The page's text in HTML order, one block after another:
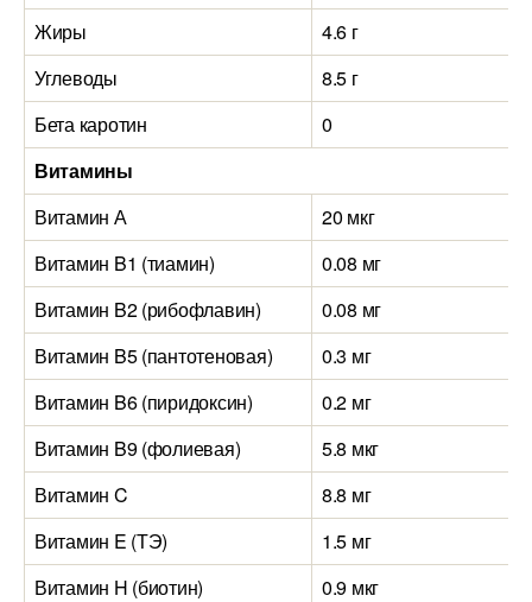
Жиры
4.6 г
Углеводы
8.5 г
Бета каротин
0
Витамины
Витамин А
20 мкг
Витамин B1 (тиамин)
0.08 мг
Витамин B2 (рибофлавин)
0.08 мг
Витамин B5 (пантотеновая)
0.3 мг
Витамин B6 (пиридоксин)
0.2 мг
Витамин B9 (фолиевая)
5.8 мкг
Витамин C
8.8 мг
Витамин E (ТЭ)
1.5 мг
Витамин H (биотин)
0.9 мкг